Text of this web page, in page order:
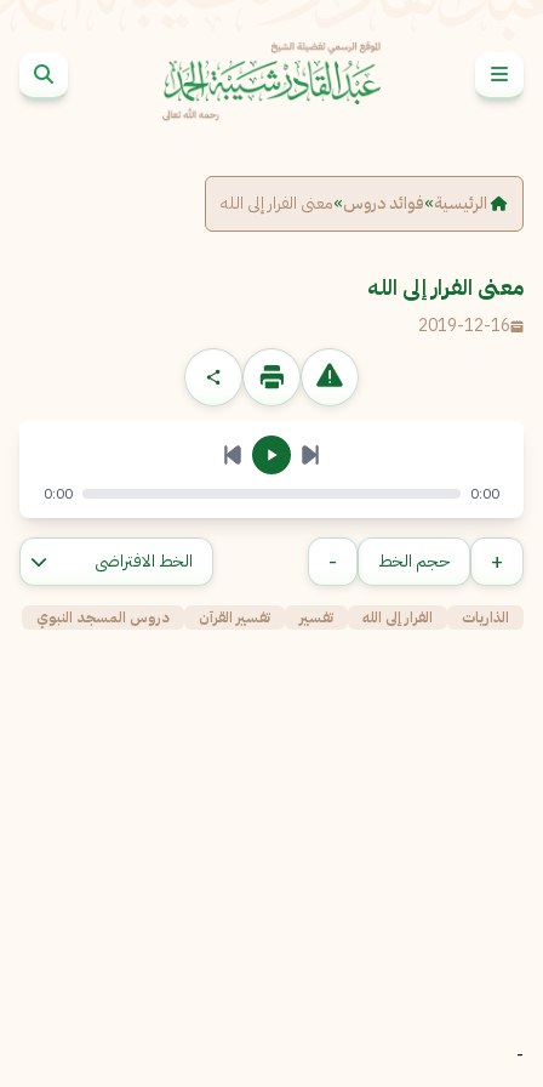
الرئيسية»فوائد دروس»معنى الفرار إلى الله
معنى الفرار إلى الله
2019-12-16
الإبلاغ عن مشكلة
الرسالة
إرسال إلغاء
0:00
0:00
+ حجم الخط -
الذاريات الفرار إلى الله تفسير تفسير القرآن دروس المسجد النبوي
-